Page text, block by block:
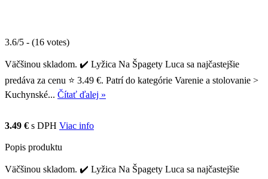
3.6/5 - (16 votes)
Väčšinou skladom. ✔️ Lyžica Na Špagety Luca sa najčastejšie
predáva za cenu ⭐ 3.49 €. Patrí do kategórie Varenie a stolovanie >
Kuchynské... Čítať ďalej »
3.49 € s DPH Viac info
Popis produktu
Väčšinou skladom. ✔️ Lyžica Na Špagety Luca sa najčastejšie